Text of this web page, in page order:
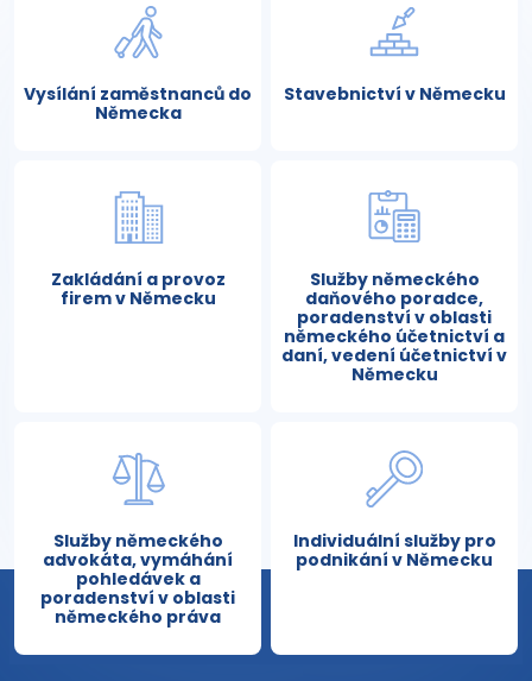
Vysílání zaměstnanců do
Německa
Stavebnictví v Německu
Zakládání a provoz
firem v Německu
Služby německého
daňového poradce,
poradenství v oblasti
německého účetnictví a
daní, vedení účetnictví v
Německu
Služby německého
advokáta, vymáhání
pohledávek a
poradenství v oblasti
německého práva
Individuální služby pro
podnikání v Německu